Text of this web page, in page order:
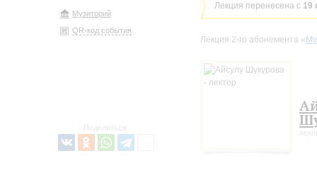
Музиторий
QR-код события
Поделиться:
Лекция перенесена с 19
Лекция 2-го абонемента «